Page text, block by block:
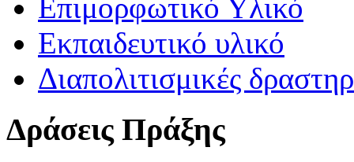
Επιμορφωτικό Υλικό
Εκπαιδευτικό υλικό
Διαπολιτισμικές
Δράσεις Πράξης